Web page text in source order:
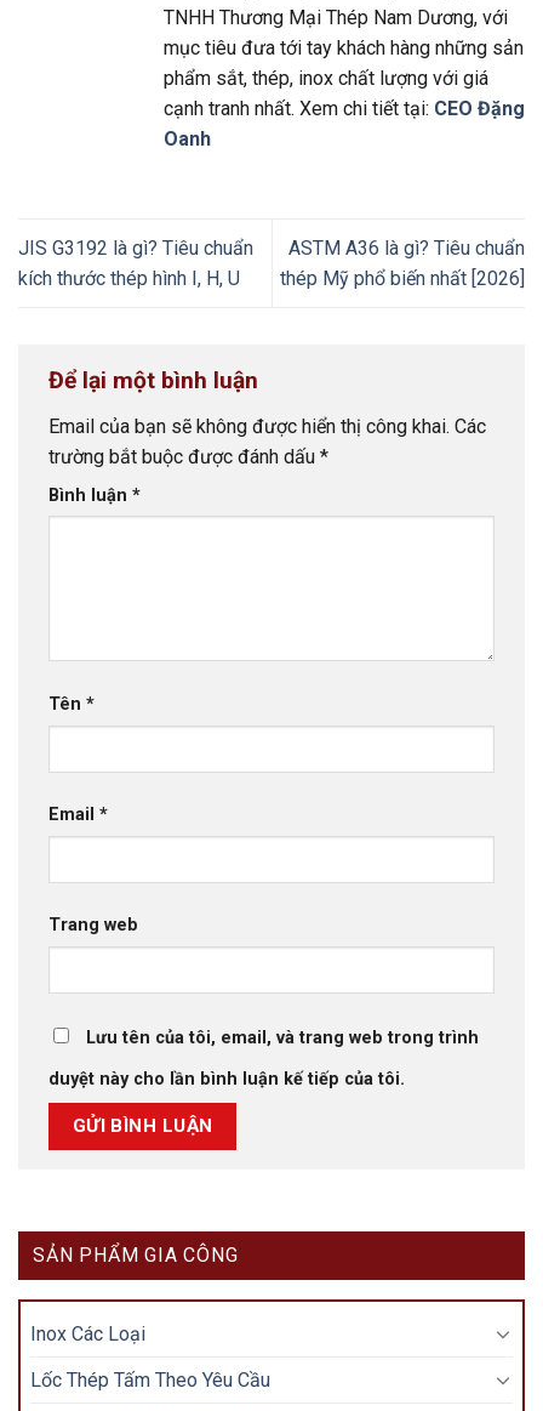
TNHH Thương Mại Thép Nam Dương, với
mục tiêu đưa tới tay khách hàng những sản
phẩm sắt, thép, inox chất lượng với giá
cạnh tranh nhất. Xem chi tiết tại: CEO Đặng
Oanh
JIS G3192 là gì? Tiêu chuẩn
kích thước thép hình I, H, U
ASTM A36 là gì? Tiêu chuẩn
thép Mỹ phổ biến nhất [2026]
Để lại một bình luận
Email của bạn sẽ không được hiển thị công khai. Các
trường bắt buộc được đánh dấu *
Bình luận *
Tên *
Email *
Trang web
Lưu tên của tôi, email, và trang web trong trình
duyệt này cho lần bình luận kế tiếp của tôi.
SẢN PHẨM GIA CÔNG
Inox Các Loại
Lốc Thép Tấm Theo Yêu Cầu